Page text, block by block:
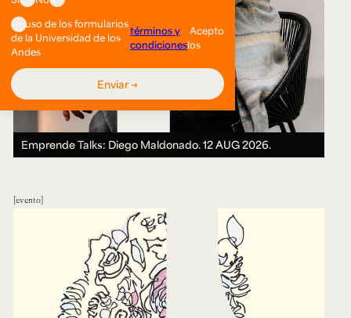
Emprende Talks: Diego Maldonado.12 AUG 2026.
evento